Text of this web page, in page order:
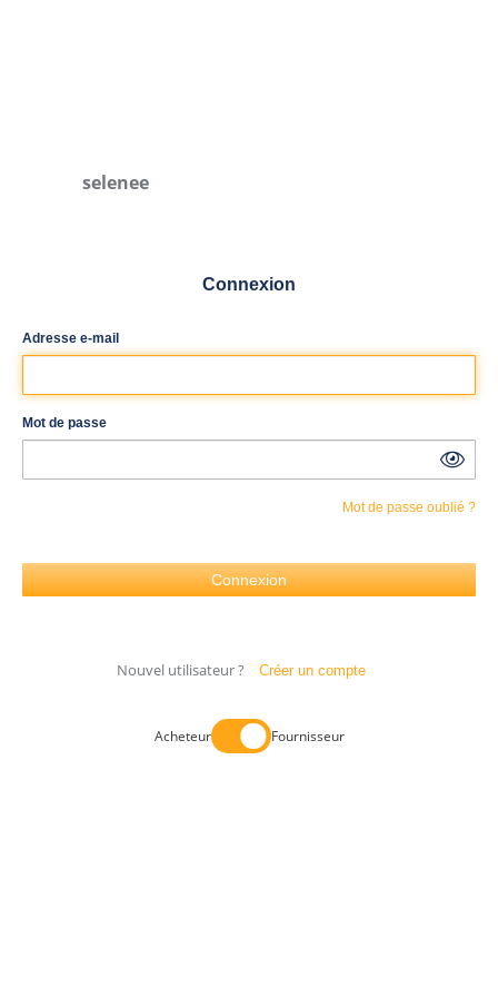
selenee
Connexion
Adresse e-mail
Mot de passe
Mot de passe oublié ?
Nouvel utilisateur ? Créer un compte
Acheteur Fournisseur